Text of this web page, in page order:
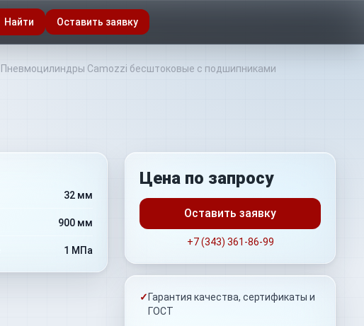
Найти Оставить заявку
Пневмоцилиндры Camozzi бесштоковые с подшипниками
32 мм
900 мм
1 МПа
Цена по запросу
Оставить заявку
+7 (343) 361-86-99
✓ Гарантия качества, сертификаты и
ГОСТ